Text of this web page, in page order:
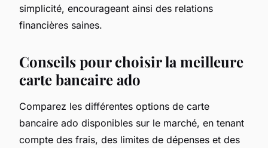
simplicité, encourageant ainsi des relations
financières saines.
Conseils pour choisir la meilleure
carte bancaire ado
Comparez les différentes options de carte
bancaire ado disponibles sur le marché, en tenant
compte des frais, des limites de dépenses et des